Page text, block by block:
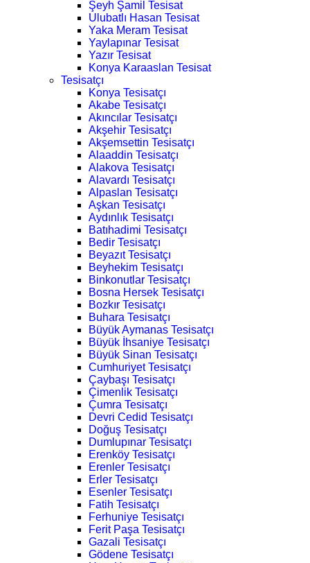
Şeyh Şamil Tesisat
Ulubatlı Hasan Tesisat
Yaka Meram Tesisat
Yaylapınar Tesisat
Yazır Tesisat
Konya Karaaslan Tesisat
Tesisatçı
Konya Tesisatçı
Akabe Tesisatçı
Akıncılar Tesisatçı
Akşehir Tesisatçı
Akşemsettin Tesisatçı
Alaaddin Tesisatçı
Alakova Tesisatçı
Alavardı Tesisatçı
Alpaslan Tesisatçı
Aşkan Tesisatçı
Aydınlık Tesisatçı
Batıhadimi Tesisatçı
Bedir Tesisatçı
Beyazıt Tesisatçı
Beyhekim Tesisatçı
Binkonutlar Tesisatçı
Bosna Hersek Tesisatçı
Bozkır Tesisatçı
Buhara Tesisatçı
Büyük Aymanas Tesisatçı
Büyük İhsaniye Tesisatçı
Büyük Sinan Tesisatçı
Cumhuriyet Tesisatçı
Çaybaşı Tesisatçı
Çimenlik Tesisatçı
Çumra Tesisatçı
Devri Cedid Tesisatçı
Doğuş Tesisatçı
Dumlupınar Tesisatçı
Erenköy Tesisatçı
Erenler Tesisatçı
Erler Tesisatçı
Esenler Tesisatçı
Fatih Tesisatçı
Ferhuniye Tesisatçı
Ferit Paşa Tesisatçı
Gazali Tesisatçı
Gödene Tesisatçı